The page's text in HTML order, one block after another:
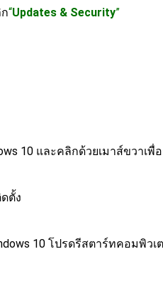
“Updates & Security”
10 และคลิกด้วยเมาส์ขวาเพื่
ตั้ง
10 โปรดรีสตาร์ทคอมพิว